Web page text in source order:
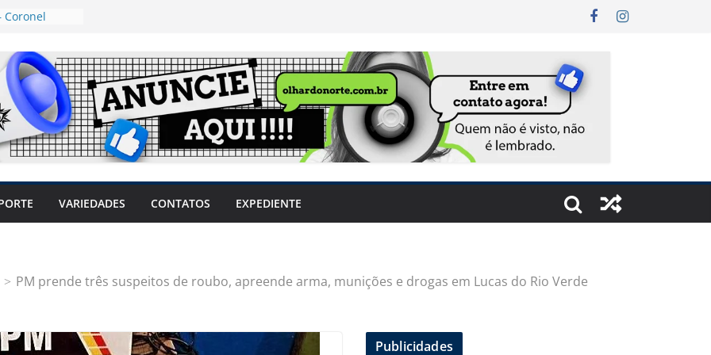
Coronel
mulheres
travar o
produtores
sem
sintomas,
VARIEDADES CONTATOS EXPEDIENTE
PM prende três suspeitos de roubo, apreende arma, munições e drogas em Lucas do Rio Verde
Publicidades